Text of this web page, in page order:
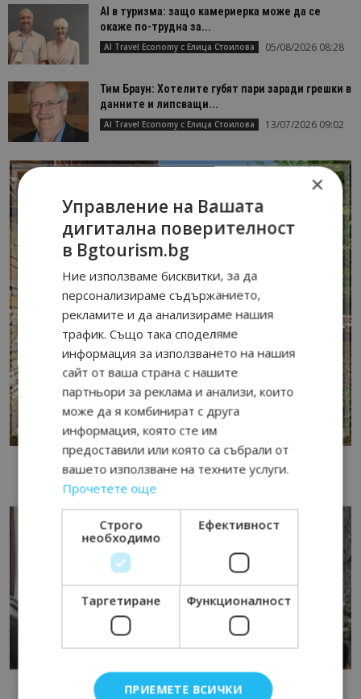
AI в туризма: защо камериерка може да се
окаже по-трудна за...
AI Travel Economy с Елица Стоилова 05/08/2026 08:28
Тим Браун: Хотелите губят пари заради грешки в
данните и липсващи...
AI Travel Economy с Елица Стоилова 13/07/2026 09:02
×
Управление на Вашата
дигитална поверителност
в Bgtourism.bg
Ние използваме бисквитки, за да
персонализираме съдържанието,
рекламите и да анализираме нашия
трафик. Също така споделяме
информация за използването на нашия
сайт от ваша страна с нашите
партньори за реклама и анализи, които
може да я комбинират с друга
информация, която сте им
предоставили или която са събрали от
вашето използване на техните услуги.
Прочетете още
Строго
необходимо
Ефективност
Таргетиране Функционалност
ПРИЕМЕТЕ ВСИЧКИ